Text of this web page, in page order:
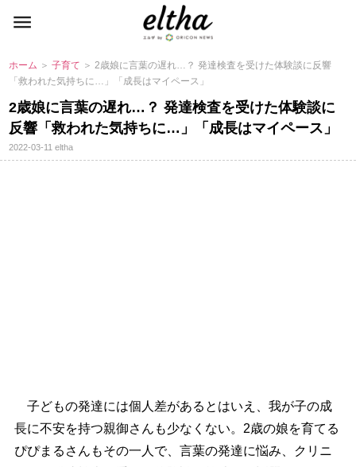
ホーム ＞子育て ＞ 2歳娘に言葉の遅れ…？ 発達検査を受けた体験談に反響
「救われた気持ちに…」「成長はマイペース」
2歳娘に言葉の遅れ…？ 発達検査を受けた体験談に
反響「救われた気持ちに…」「成長はマイペース」
2022-03-11eltha
子どもの発達には個人差があるとはいえ、我が子の成
長に不安を持つ親御さんも少なくない。2歳の娘を育てる
ぴぴまるさんもその一人で、言葉の発達に悩み、クリニ